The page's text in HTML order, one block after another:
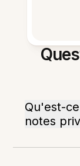
Qu'est-
notes